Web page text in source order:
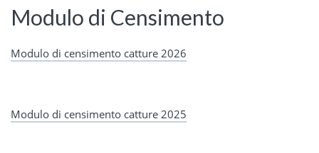
Modulo di Censimento
Modulo di censimento catture 2026
Modulo di censimento catture 2025